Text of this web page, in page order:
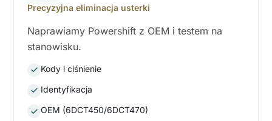
Precyzyjna eliminacja usterki
Naprawiamy Powershift z OEM i testem na
stanowisku.
Kody i ciśnienie
Identyfikacja
OEM (6DCT450/6DCT470)